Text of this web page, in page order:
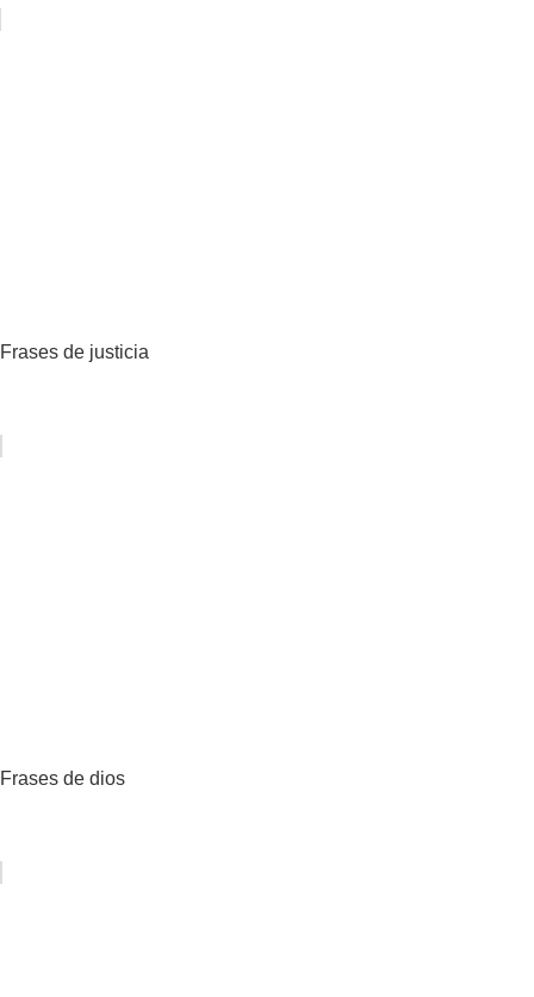
Frases de justicia
Frases de dios